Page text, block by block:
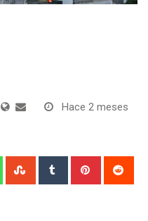
Hace 2 meses
WhatsappStumbleUpon
Tumblr Pinterest